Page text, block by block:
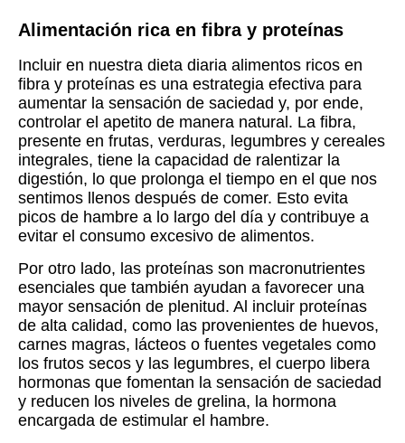
Alimentación rica en fibra y proteínas
Incluir en nuestra dieta diaria alimentos ricos en
fibra y proteínas es una estrategia efectiva para
aumentar la sensación de saciedad y, por ende,
controlar el apetito de manera natural. La fibra,
presente en frutas, verduras, legumbres y cereales
integrales, tiene la capacidad de ralentizar la
digestión, lo que prolonga el tiempo en el que nos
sentimos llenos después de comer. Esto evita
picos de hambre a lo largo del día y contribuye a
evitar el consumo excesivo de alimentos.
Por otro lado, las proteínas son macronutrientes
esenciales que también ayudan a favorecer una
mayor sensación de plenitud. Al incluir proteínas
de alta calidad, como las provenientes de huevos,
carnes magras, lácteos o fuentes vegetales como
los frutos secos y las legumbres, el cuerpo libera
hormonas que fomentan la sensación de saciedad
y reducen los niveles de grelina, la hormona
encargada de estimular el hambre.